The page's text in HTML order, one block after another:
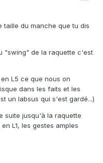
du manche que tu dis
"swing" de la raquette c'est
L5 ce que nous on
dans les faits et les
un labsus qui s'est gardé...)
suite jusqu'à la raquette
L1, les gestes amples